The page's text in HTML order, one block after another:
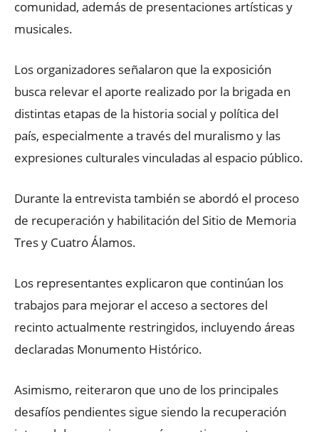
comunidad, además de presentaciones artísticas y
musicales.
Los organizadores señalaron que la exposición
busca relevar el aporte realizado por la brigada en
distintas etapas de la historia social y política del
país, especialmente a través del muralismo y las
expresiones culturales vinculadas al espacio público.
Durante la entrevista también se abordó el proceso
de recuperación y habilitación del Sitio de Memoria
Tres y Cuatro Álamos.
Los representantes explicaron que continúan los
trabajos para mejorar el acceso a sectores del
recinto actualmente restringidos, incluyendo áreas
declaradas Monumento Histórico.
Asimismo, reiteraron que uno de los principales
desafíos pendientes sigue siendo la recuperación